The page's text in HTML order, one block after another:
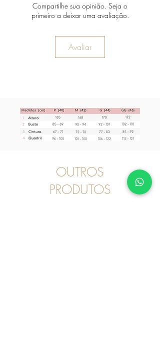
Compartilhe sua opinião. Seja o
primeiro a deixar uma avaliação.
Avaliar
OUTROS
PRODUTOS